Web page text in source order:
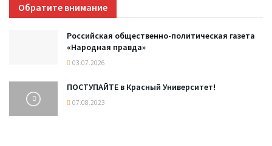
Обратите внимание
Российская общественно-политическая газета
«Народная правда»
03.07.2026
ПОСТУПАЙТЕ в Красный Университет!
07.08.2023